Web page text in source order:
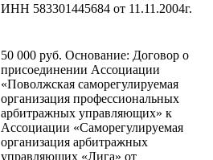
ИНН 583301445684 от 11.11.2004г.
50 000 руб. Основание: Договор о
присоединении Ассоциации
«Поволжская саморегулируемая
организация профессиональных
арбитражных управляющих» к
Ассоциации «Саморегулируемая
организация арбитражных
управляющих «Лига» от